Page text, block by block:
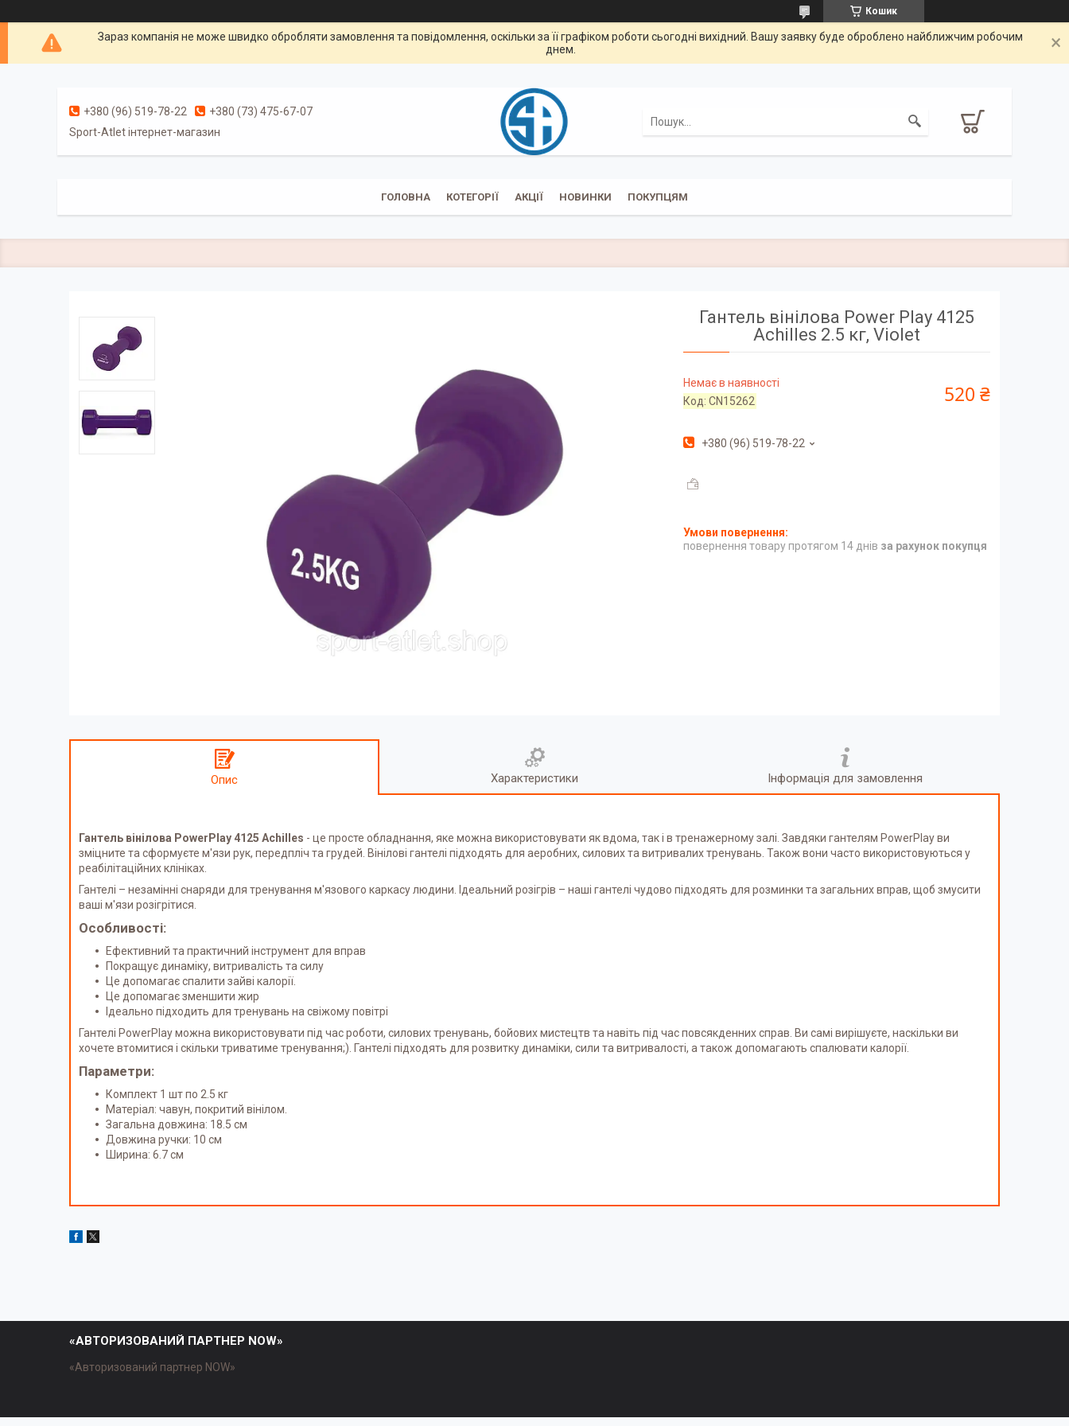
Кошик
Зараз компанія не може швидко обробляти замовлення та повідомлення, оскільки за її графіком роботи сьогодні вихідний. Вашу заявку буде оброблено найближчим робочим
днем.
+380 (96) 519-78-22
+380 (73) 475-67-07
Sport-Atlet інтернет-магазин
ГОЛОВНА КОТЕГОРІЇ АКЦІЇ НОВИНКИ ПОКУПЦЯМ
Гантель вінілова Power Play 4125
Achilles 2.5 кг, Violet
Немає в наявності
Код:CN15262 520 ₴
+380 (96) 519-78-22
повернення товару протягом 14 днів за рахунок покупця
Опис Характеристики Інформація для замовлення
Гантель вінілова PowerPlay 4125 Achilles - це просте обладнання, яке можна використовувати як вдома, так і в тренажерному залі. Завдяки гантелям PowerPlay ви
зміцните та сформуєте м'язи рук, передпліч та грудей. Вінілові гантелі підходять для аеробних, силових та витривалих тренувань. Також вони часто використовуються у
реабілітаційних клініках.
Гантелі – незамінні снаряди для тренування м'язового каркасу людини. Ідеальний розігрів – наші гантелі чудово підходять для розминки та загальних вправ, щоб змусити
ваші м'язи розігрітися.
Особливості:
Ефективний та практичний інструмент для вправ
Покращує динаміку, витривалість та силу
Це допомагає спалити зайві калорії.
Це допомагає зменшити жир
Ідеально підходить для тренувань на свіжому повітрі
Гантелі PowerPlay можна використовувати під час роботи, силових тренувань, бойових мистецтв та навіть під час повсякденних справ. Ви самі вирішуєте, наскільки ви
хочете втомитися і скільки триватиме тренування;). Гантелі підходять для розвитку динаміки, сили та витривалості, а також допомагають спалювати калорії.
Параметри:
Комплект 1 шт по 2.5 кг
Матеріал: чавун, покритий вінілом.
Загальна довжина: 18.5 см
Довжина ручки: 10 см
Ширина: 6.7 см
«АВТОРИЗОВАНИЙ ПАРТНЕР NOW»
«Авторизований партнер NOW»